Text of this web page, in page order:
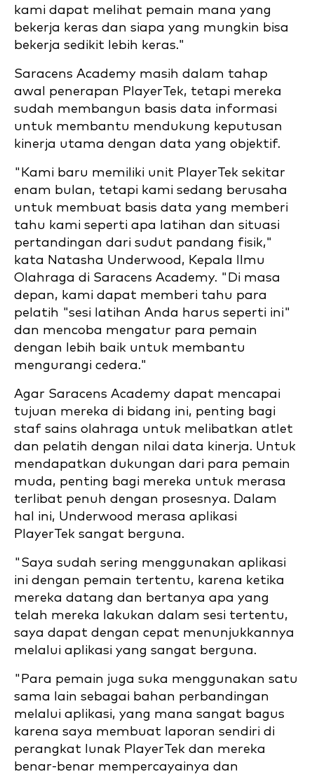
kami dapat melihat pemain mana yang
bekerja keras dan siapa yang mungkin bisa
bekerja sedikit lebih keras."
Saracens Academy masih dalam tahap
awal penerapan PlayerTek, tetapi mereka
sudah membangun basis data informasi
untuk membantu mendukung keputusan
kinerja utama dengan data yang objektif.
"Kami baru memiliki unit PlayerTek sekitar
enam bulan, tetapi kami sedang berusaha
untuk membuat basis data yang memberi
tahu kami seperti apa latihan dan situasi
pertandingan dari sudut pandang fisik,"
kata Natasha Underwood, Kepala Ilmu
Olahraga di Saracens Academy. "Di masa
depan, kami dapat memberi tahu para
pelatih "sesi latihan Anda harus seperti ini"
dan mencoba mengatur para pemain
dengan lebih baik untuk membantu
mengurangi cedera."
Agar Saracens Academy dapat mencapai
tujuan mereka di bidang ini, penting bagi
staf sains olahraga untuk melibatkan atlet
dan pelatih dengan nilai data kinerja. Untuk
mendapatkan dukungan dari para pemain
muda, penting bagi mereka untuk merasa
terlibat penuh dengan prosesnya. Dalam
hal ini, Underwood merasa aplikasi
PlayerTek sangat berguna.
"Saya sudah sering menggunakan aplikasi
ini dengan pemain tertentu, karena ketika
mereka datang dan bertanya apa yang
telah mereka lakukan dalam sesi tertentu,
saya dapat dengan cepat menunjukkannya
melalui aplikasi yang sangat berguna.
"Para pemain juga suka menggunakan satu
sama lain sebagai bahan perbandingan
melalui aplikasi, yang mana sangat bagus
karena saya membuat laporan sendiri di
perangkat lunak PlayerTek dan mereka
benar-benar mempercayainya dan